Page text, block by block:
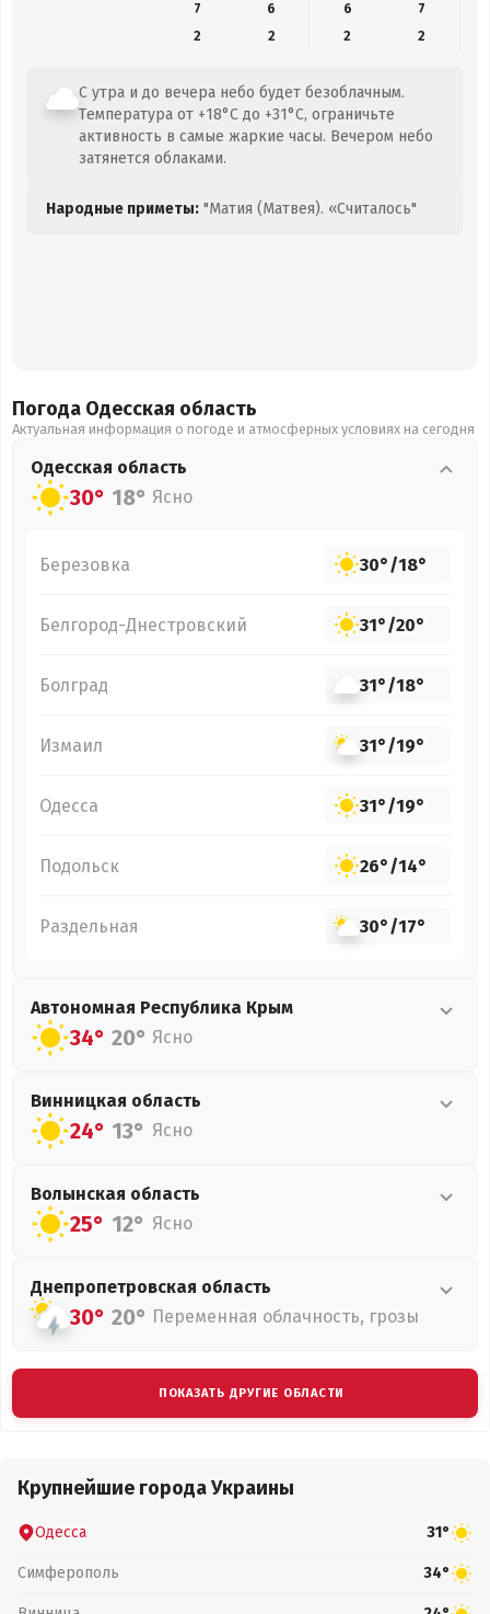
7
6 6
7
2
2 2 2
С утра и до вечера небо будет безоблачным.
Температура от +18°C до +31°C, ограничьте
активность в самые жаркие часы. Вечером небо
затянется облаками.
Народные приметы: "Матия (Матвея). «Считалось"
Погода Одесская область
Актуальная информация о погоде и атмосферных условиях на сегодня
Одесская область
30° 18° Ясно
Березовка 30°/18°
Белгород-Днестровский 31°/20°
Болград 31°/18°
Измаил 31°/19°
Одесса 31°/19°
Подольск 26°/14°
Раздельная 30°/17°
Автономная Республика Крым
34° 20° Ясно
Винницкая область
24° 13° Ясно
Волынская область
25° 12° Ясно
Днепропетровская область
30° 20° Переменная облачность, грозы
ПОКАЗАТЬ ДРУГИЕ ОБЛАСТИ
Крупнейшие города Украины
Одесса 31°
Симферополь 34°